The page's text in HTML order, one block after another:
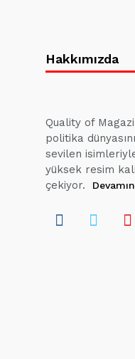
Hakkımızda
Quality of
politika
sevilen
yüksek resim
çekiyor.